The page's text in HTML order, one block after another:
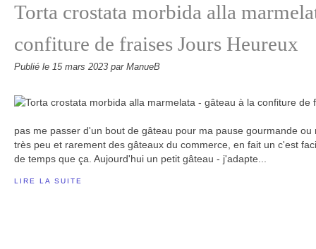
Torta crostata morbida alla
confiture de fraises Jours Heureux
Publié le 15 mars 2023 par ManueB
pas me passer d'un bout de gâteau pour ma pause gourmande
très peu et rarement des gâteaux du commerce, en fait un c'est
de temps que ça. Aujourd'hui un petit gâteau - j'adapte...
LIRE LA SUITE